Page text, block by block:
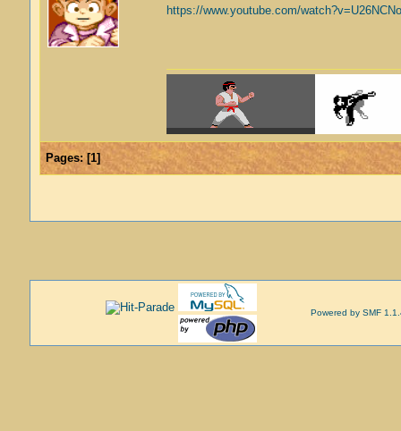
https://www.youtube.com/
Pages:[1]
Powered by SMF